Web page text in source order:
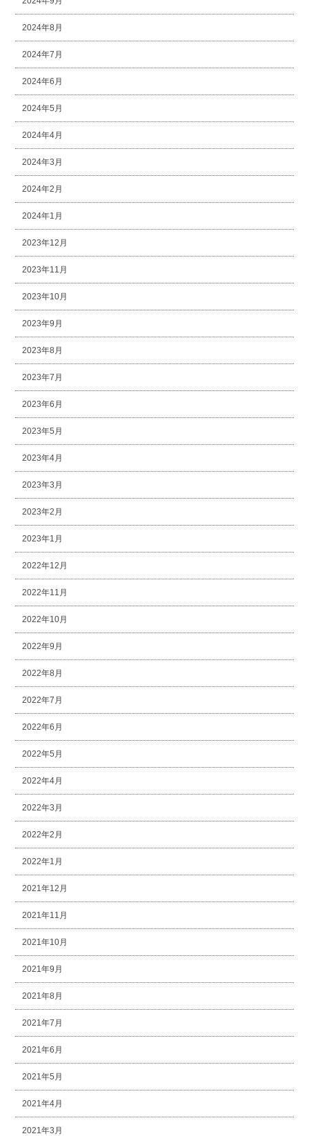
2024年8月
2024年7月
2024年6月
2024年5月
2024年4月
2024年3月
2024年2月
2024年1月
2023年12月
2023年11月
2023年10月
2023年9月
2023年8月
2023年7月
2023年6月
2023年5月
2023年4月
2023年3月
2023年2月
2023年1月
2022年12月
2022年11月
2022年10月
2022年9月
2022年8月
2022年7月
2022年6月
2022年5月
2022年4月
2022年3月
2022年2月
2022年1月
2021年12月
2021年11月
2021年10月
2021年9月
2021年8月
2021年7月
2021年6月
2021年5月
2021年4月
2021年3月